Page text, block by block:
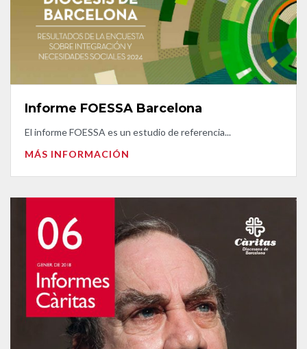
Informe FOESSA Barcelona
El informe FOESSA es un estudio de referencia...
MÁS INFORMACIÓN